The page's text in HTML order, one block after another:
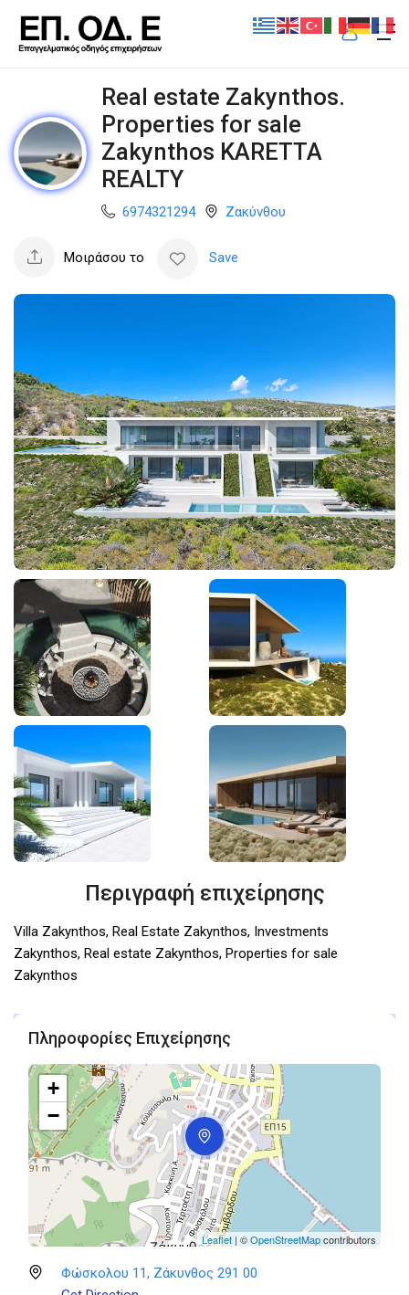
Real estate Zakynthos.
Properties for sale
Zakynthos KARETTA
REALTY
6974321294 Ζακύνθου
Μοιράσου το Save
Περιγραφή επιχείρησης
Villa Zakynthos, Real Estate Zakynthos, Investments
Zakynthos, Real estate Zakynthos, Properties for sale
Zakynthos
Πληροφορίες Επιχείρησης
+
−
Leaflet | ©OpenStreetMapcontributors
Φώσκολου 11, Ζάκυνθος 291 00